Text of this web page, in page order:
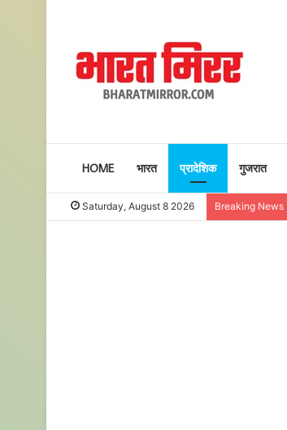
HOME भारत प्रादेशिक गुजरात
Saturday, August 8 2026 Breaking News